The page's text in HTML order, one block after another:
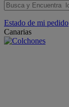
Estado de mi pedido
Canarias